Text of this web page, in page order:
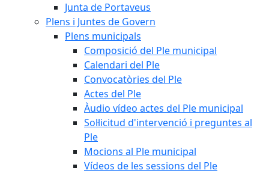
Junta de Portaveus
Plens i Juntes de Govern
Plens municipals
Composició del Ple municipal
Calendari del Ple
Convocatòries del Ple
Actes del Ple
Àudio vídeo actes del Ple municipal
Sol·licitud d'intervenció i preguntes al
Ple
Mocions al Ple municipal
Vídeos de les sessions del Ple